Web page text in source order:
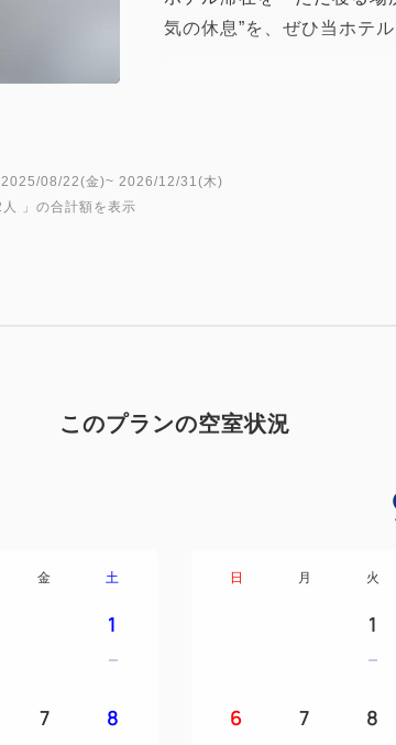
気の休息”を、ぜひ当ホテ
けで疲労回復、血行を促進
た極上の寝心地で、朝まで
※枕およびウェアは備え付
✓出張や仕事で疲れを感じ
✓ 寝ても疲れが取れないと
✓話題のリカバリーウェア
08/22(金)~ 2026/12/31(木)
」の合計額を表示
このプランの空室状況
金 土
1
7 8
日 月 火
1
6 7 8